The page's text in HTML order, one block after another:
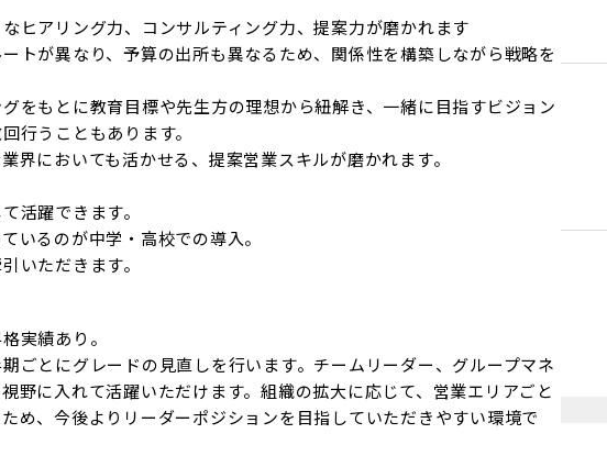
ヒアリング力、コンサルティング力、提案力が磨かれます
トが異なり、予算の出所も異なるため、関係性を構築しながら戦略を
をもとに教育目標や先生方の理想から紐解き、一緒に目指すビジョン
行うこともあります。
界においても活かせる、提案営業スキルが磨かれます。
活躍できます。
いるのが中学・高校での導入。
いただきます。
実績あり。
ごとにグレードの見直しを行います。チームリーダー、グループマネ
野に入れて活躍いただけます。組織の拡大に応じて、営業エリアごと
め、今後よりリーダーポジションを目指していただきやすい環境で